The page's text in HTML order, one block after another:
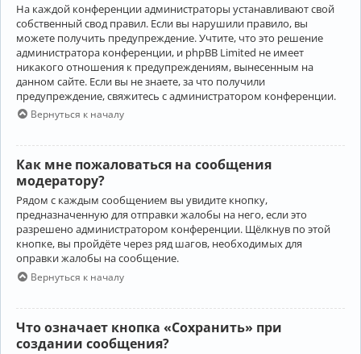
На каждой конференции администраторы устанавливают свой
собственный свод правил. Если вы нарушили правило, вы
можете получить предупреждение. Учтите, что это решение
администратора конференции, и phpBB Limited не имеет
никакого отношения к предупреждениям, вынесенным на
данном сайте. Если вы не знаете, за что получили
предупреждение, свяжитесь с администратором конференции.
Вернуться к началу
Как мне пожаловаться на сообщения
модератору?
Рядом с каждым сообщением вы увидите кнопку,
предназначенную для отправки жалобы на него, если это
разрешено администратором конференции. Щёлкнув по этой
кнопке, вы пройдёте через ряд шагов, необходимых для
оправки жалобы на сообщение.
Вернуться к началу
Что означает кнопка «Сохранить» при
создании сообщения?